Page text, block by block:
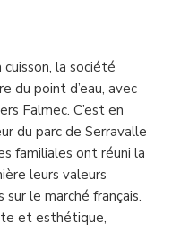
la société
du point d’eau, avec
Falmec. C’est en
du parc de Serravalle
familiales ont réuni la
leurs valeurs
le marché français.
et esthétique,